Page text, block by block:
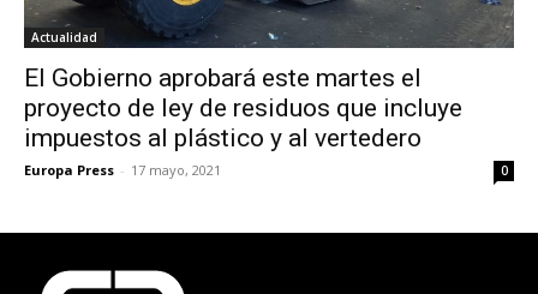
Actualidad
El Gobierno aprobará este martes el
proyecto de ley de residuos que incluye
impuestos al plástico y al vertedero
Europa Press - 17 mayo, 2021 0